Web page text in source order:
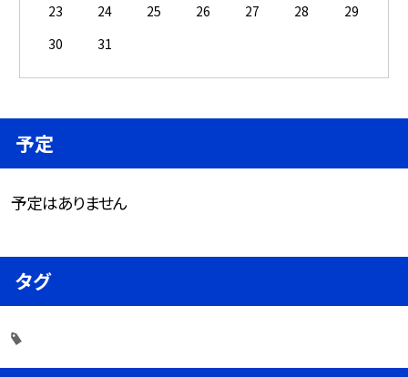
23
24 25 26 27 28
29
30
31
予定
予定はありません
タグ